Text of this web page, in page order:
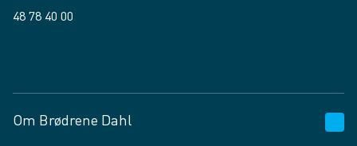
48 78 40 00
Om Brødrene Dahl